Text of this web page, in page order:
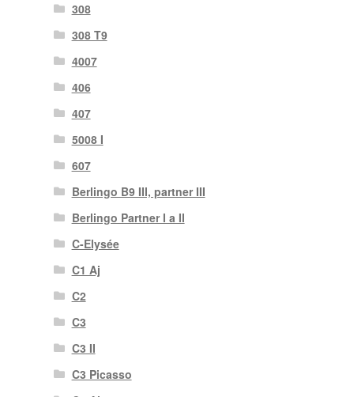
308
308 T9
4007
406
407
5008 I
607
Berlingo B9 III, partner III
Berlingo Partner I a II
C-Elysée
C1 Aj
C2
C3
C3 II
C3 Picasso